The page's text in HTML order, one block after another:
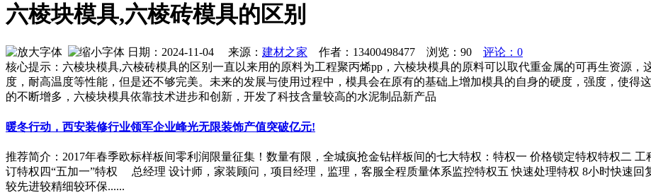
六棱块模具,六棱砖模具的区别
日期：2024-11-04 来源： 建材之家 作者：13400498477 浏览： 90
评论：0
核心提示：六棱块模具,六棱砖模具的区别一直以来用的原料为工程聚丙烯pp，六棱块模具的原料可以取代重金属的可再生资源
度，耐高温度等性能，但是还不够完美。未来的发展与使用过程中，模具会在原有的基础上增加模具的自身的硬度，强度，使得
的不断增多，六棱块模具依靠技术进步和创新，开发了科技含量较高的水泥制品新产品
暖冬行动，西安装修行业领军企业峰光无限装饰产值突破亿元!
推荐简介：2017年春季欧标样板间零利润限量征集！数量有限，全城疯抢金钻样板间的七大特权：特权一 价格锁定特权特权二
订特权四“五加一”特权 总经理 设计师，家装顾问，项目经理，监理，客服全程质量体系监控特权五 快速处理特权 8小时快速
较先进较精细较环保......